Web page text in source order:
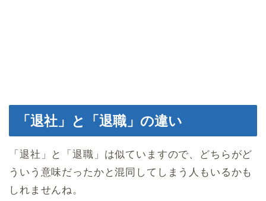
「退社」と「退職」の違い
「退社」と「退職」は似ていますので、どちらがど
ういう意味だったかと混同してしまう人もいるかも
しれませんね。